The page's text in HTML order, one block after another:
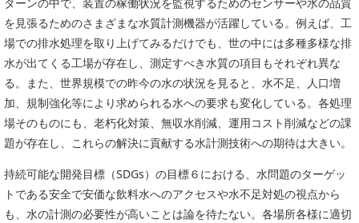
会員リスト
入会のご案内
入会金・会費規程
ニュース＆イベント
ニュース
プレスリリース
X線・放射光
PICK UP CONTENTS
を見張るためのさまざまな水質計測機器が活躍している。例えば、工
場での排水処理を取り上げてみるだけでも、世の中には多種多様な排
水が出てくる工場が存在し、測定すべき水質の項目もそれぞれ異な
る。また、世界規模での昨今の水の状況を見ると、水不足、人口増
加、規制強化等により求められる水への要求も変化している。各処理
場そのものにも、老朽化対策、無収水削減、運用コスト削減などの課
題が存在し、これらの解決に貢献する水計測技術への期待は大きい。
持続可能な開発目標（SDGs）の目標６における、水問題のターゲッ
トである安全で安価な飲料水へのアクセスや水不足対処の視点から
も、水の計測の必要性が高いことは論を待たない。各場所各様に適切